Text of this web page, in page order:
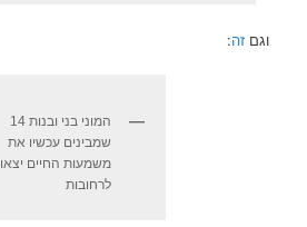
וגםזה:
המוני בני ובנות 14
שמבינים עכשיו את
משמעות החיים יצאו
לרחובות